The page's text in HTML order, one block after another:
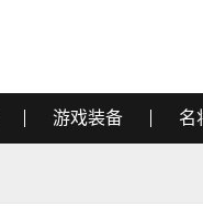
游戏装备 名